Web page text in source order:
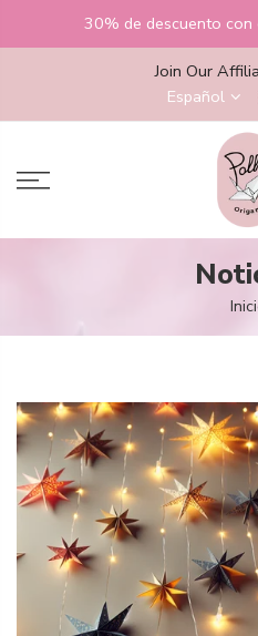
30% de descuento
Join Our
Español